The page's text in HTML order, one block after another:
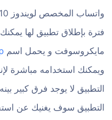
فترة بإطلاق تطبيق لها
مايكروسوفت و يحمل اسم
التطبيق لا يوجد فرق كبير
التطبيق سوف يغنيك عن